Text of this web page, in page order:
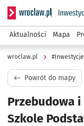
Serwis informacyjny
Aktualności Mapa
wroclaw.pl
Powrót do mapy
Przebudowa
Szkole